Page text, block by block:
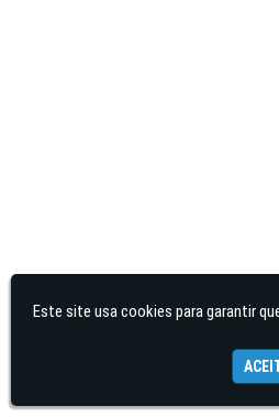
Este site usa cookies para garantir